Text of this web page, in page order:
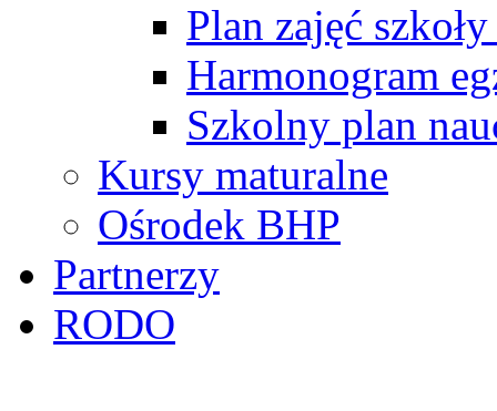
Plan zajęć
Harmonogram
Szkolny plan
Kursy maturalne
Ośrodek BHP
Partnerzy
RODO